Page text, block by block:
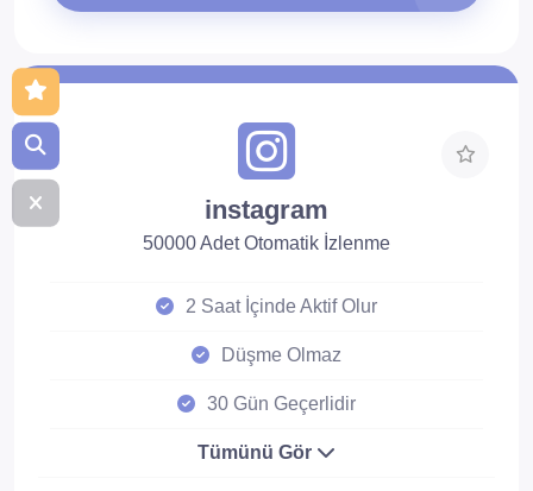
instagram
50000 Adet Otomatik İzlenme
2 Saat İçinde Aktif Olur
Düşme Olmaz
30 Gün Geçerlidir
Tümünü Gör